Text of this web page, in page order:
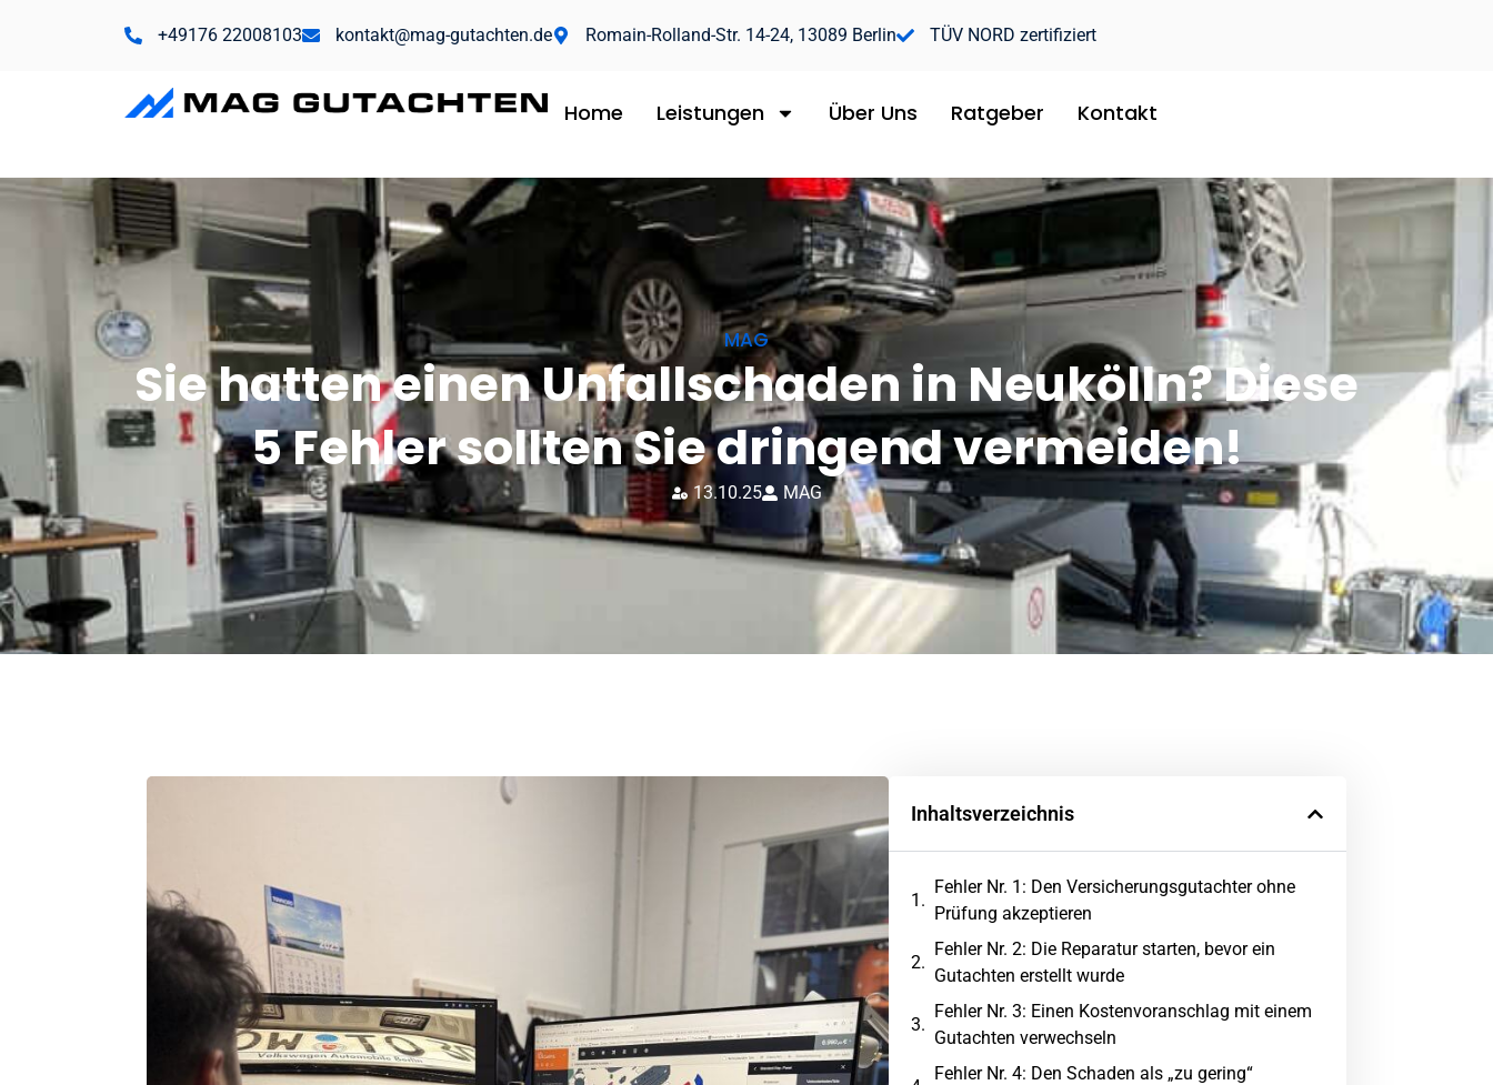
+49176 22008103 kontakt@mag-gutachten.de Romain-Rolland-Str. 14-24, 13089 Berlin TÜV NORD zertifiziert
Home Leistungen Über Uns Ratgeber Kontakt
MAG
Sie hatten einen Unfallschaden in Neukölln? Diese
5 Fehler sollten Sie dringend vermeiden!
13.10.25 MAG
Inhaltsverzeichnis
Fehler Nr. 1: Den Versicherungsgutachter ohne
Prüfung akzeptieren
Fehler Nr. 2: Die Reparatur starten, bevor ein
Gutachten erstellt wurde
Fehler Nr. 3: Einen Kostenvoranschlag mit einem
Gutachten verwechseln
Fehler Nr. 4: Den Schaden als „zu gering“